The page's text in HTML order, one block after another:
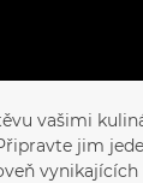
vašimi
jim
vynikajících